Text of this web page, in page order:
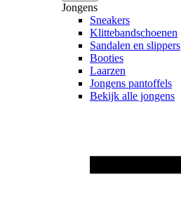
Jongens
Sneakers
Klittebandschoenen
Sandalen en slippers
Booties
Laarzen
Jongens pantoffels
Bekijk alle jongens